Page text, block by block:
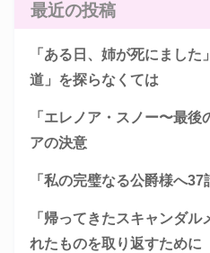
最近の投稿
「ある日、姉が死にまし
道」を探らなくては
「エレノア・スノー〜最
アの決意
「私の完璧なる公爵様へ
「帰ってきたスキャンダ
れたものを取り返すために